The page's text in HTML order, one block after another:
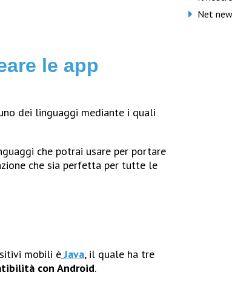
le app
dei linguaggi mediante i quali
che potrai usare per portare
che sia perfetta per tutte le
mobili è Java, il quale ha tre
con Android.
Net